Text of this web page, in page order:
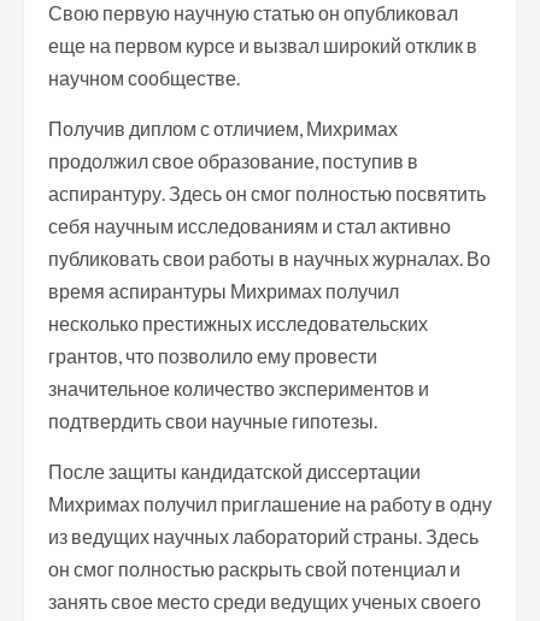
Свою первую научную статью он опубликовал
еще на первом курсе и вызвал широкий отклик в
научном сообществе.
Получив диплом с отличием, Михримах
продолжил свое образование, поступив в
аспирантуру. Здесь он смог полностью посвятить
себя научным исследованиям и стал активно
публиковать свои работы в научных журналах. Во
время аспирантуры Михримах получил
несколько престижных исследовательских
грантов, что позволило ему провести
значительное количество экспериментов и
подтвердить свои научные гипотезы.
После защиты кандидатской диссертации
Михримах получил приглашение на работу в одну
из ведущих научных лабораторий страны. Здесь
он смог полностью раскрыть свой потенциал и
занять свое место среди ведущих ученых своего